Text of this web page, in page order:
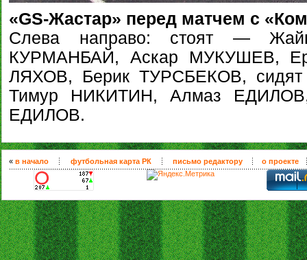
«GS-Жастар» перед матчем с
Слева направо: стоят —
КУРМАНБАЙ, Аскар МУКУШЕВ,
ЛЯХОВ, Берик ТУРСБЕКОВ,
Тимур НИКИТИН, Алмаз
ЕДИЛОВ.
« в начало футбольная карта РК письмо редактору о проекте